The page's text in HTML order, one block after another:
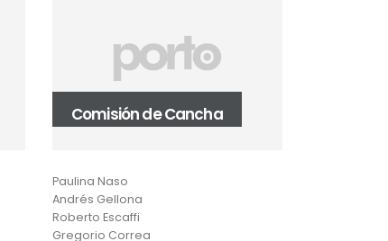
Comisión de Cancha
Paulina Naso
Andrés Gellona
Roberto Escaffi
Gregorio Correa